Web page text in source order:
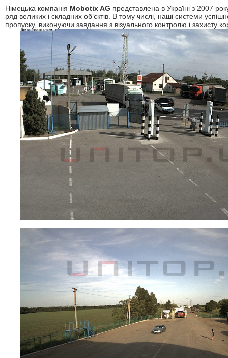
Німецька компанія Mobotix AG представлена в Україні з 2007
ряд великих і складних об’єктів. В тому числі, наші системи
пропуску, виконуючи завдання з візуального контролю і захисту